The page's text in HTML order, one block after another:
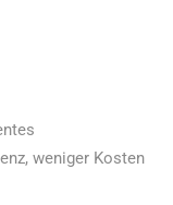
weniger Kosten